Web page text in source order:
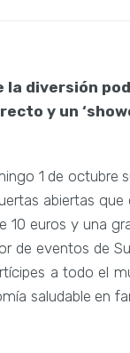
la diversión
y un
1 de octubre
abiertas
euros y una
de eventos de
a todo el
saludable en